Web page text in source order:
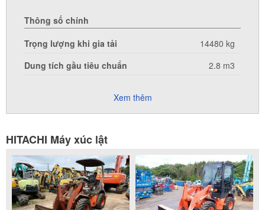
Thông số chính
Trọng lượng khi gia tải
14480 kg
Dung tích gầu tiêu chuẩn
2.8 m3
Xem thêm
HITACHI Máy xúc lật